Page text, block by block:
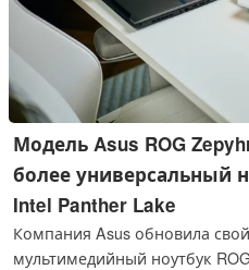
Модель Asus ROG
более универсальный
Intel Panther Lake
Компания Asus обновила
мультимедийный ноутбук